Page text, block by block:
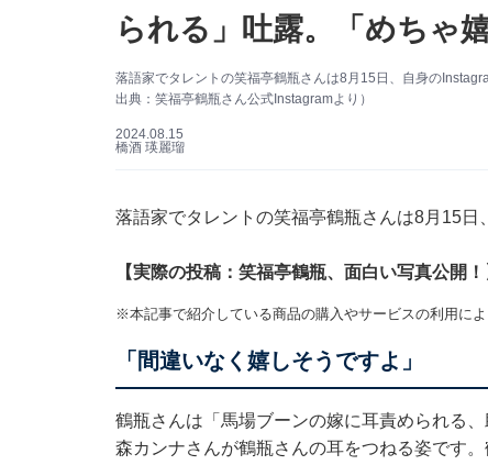
られる」吐露。「めちゃ
落語家でタレントの笑福亭鶴瓶さんは8月15日、自身の
出典：笑福亭鶴瓶さん公式Instagramより）
2024.08.15
橋酒 瑛麗瑠
落語家でタレントの笑福亭鶴瓶さんは8月15日
【実際の投稿：笑福亭鶴瓶、面白い写真公開！
※本記事で紹介している商品の購入やサービスの利用に
「間違いなく嬉しそうですよ」
鶴瓶さんは「馬場ブーンの嫁に耳責められる
森カンナさんが鶴瓶さんの耳をつねる姿です